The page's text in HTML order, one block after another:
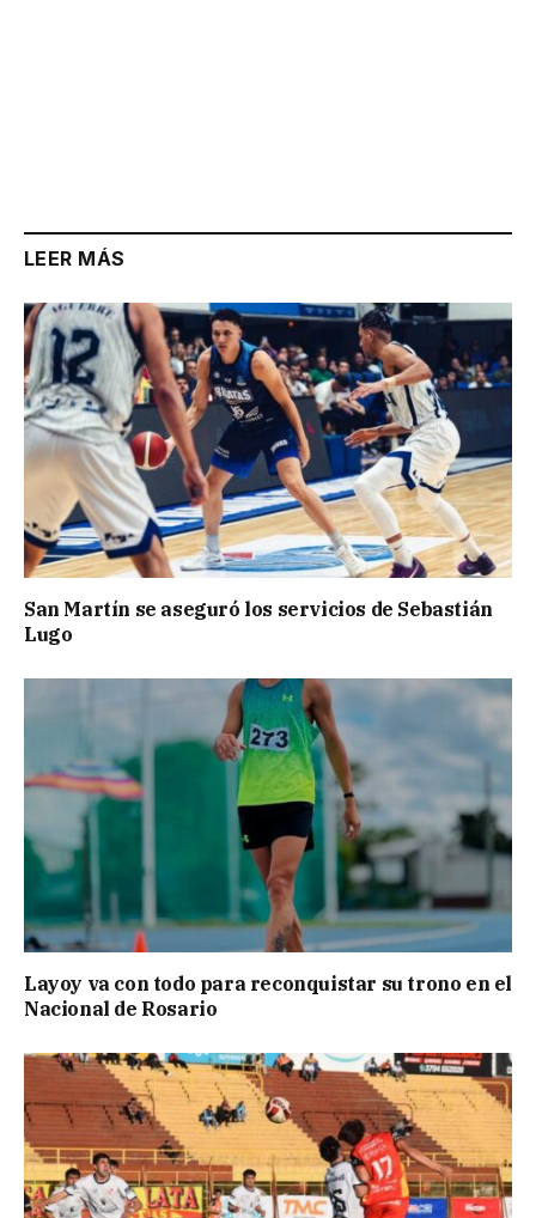
LEER MÁS
San Martín se aseguró los servicios de Sebastián
Lugo
Layoy va con todo para reconquistar su trono en el
Nacional de Rosario